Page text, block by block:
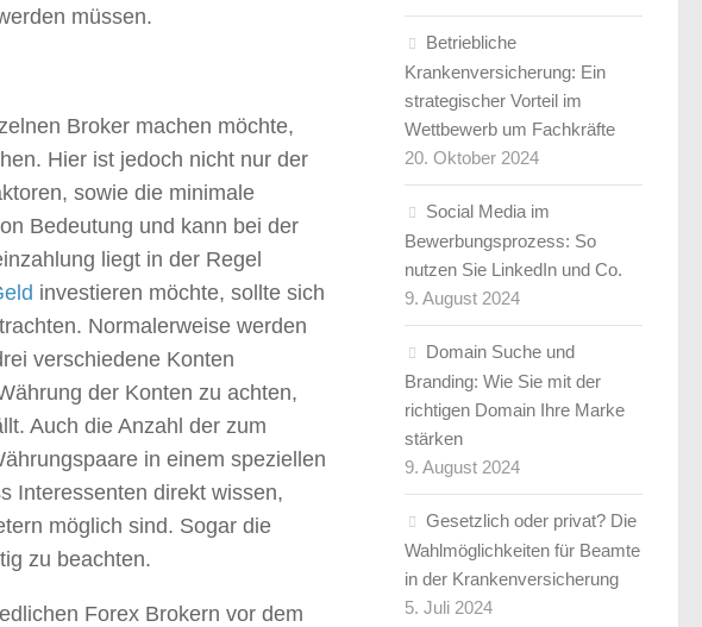
müssen.
Broker machen möchte,
Hier ist jedoch nicht nur der
sowie die minimale
Bedeutung und kann bei der
liegt in der Regel
investieren möchte, sollte sich
Normalerweise werden
verschiedene Konten
der Konten zu achten,
Auch die Anzahl der zum
in einem speziellen
Interessenten direkt wissen,
möglich sind. Sogar die
zu beachten.
Forex Brokern vor dem
Betriebliche
Krankenversicherung: Ein
strategischer Vorteil im
Wettbewerb um Fachkräfte
20. Oktober 2024
Social Media im
Bewerbungsprozess: So
nutzen Sie LinkedIn und Co.
9. August 2024
Domain Suche und
Branding: Wie Sie mit der
richtigen Domain Ihre Marke
stärken
9. August 2024
Gesetzlich oder privat? Die
Wahlmöglichkeiten für Beamte
in der Krankenversicherung
5. Juli 2024